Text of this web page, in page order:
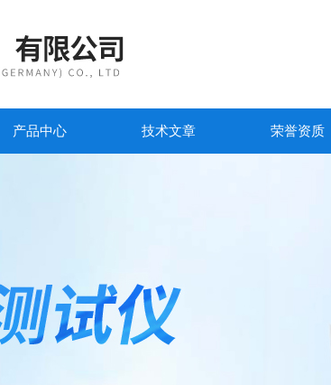
产品中心 技术文章 荣誉资质